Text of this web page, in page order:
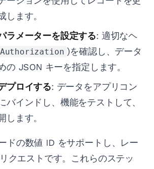
します。
ラメーターを設定する: 適切なヘ
Authorization )を確認し、データ
の JSON キーを指定します。
プロイする: データをアプリコン
バインドし、機能をテストして、
します。
ドの数値 ID をサポートし、レー
クエストです。これらのステッ